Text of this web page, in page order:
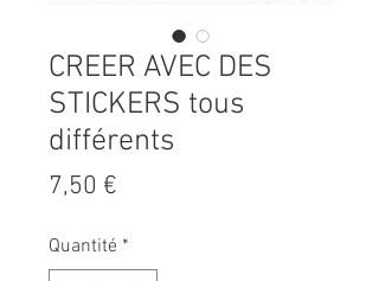
CREER AVEC DES
STICKERS tous
différents
7,50 €
Quantité *